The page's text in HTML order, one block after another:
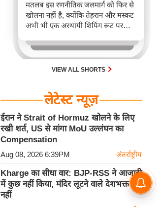
मतलब इस रणनीतिक जलमार्ग को फिर से
खोलना नहीं है, क्योंकि तेहरान और मस्कट
अभी भी एक अस्थायी शिपिंग रूट पर
VIEW ALL SHORTS
लेटेस्ट न्यूज़
ईरान ने Strait of Hormuz खोलने के लिए
रखी शर्त, US से मांगा MoU उल्लंघन का
Compensation
Aug 08, 2026 6:39PM अंतर्राष्ट्रीय
Kharge का सीधा वार: BJP-RSS ने आजादी
में कुछ नहीं किया, मंदिर लूटने वाले देशभक्त
नहीं